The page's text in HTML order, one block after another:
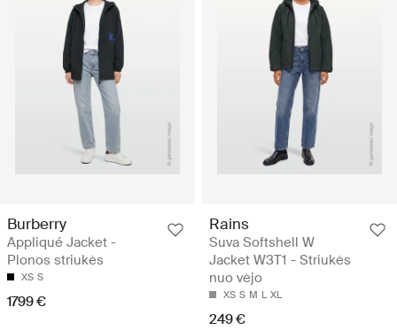
Burberry
Appliqué Jacket -
Plonos striukės
XS S
1799 €
Rains
Suva Softshell W
Jacket W3T1 - Striukės
nuo vėjo
XS S M L XL
249 €